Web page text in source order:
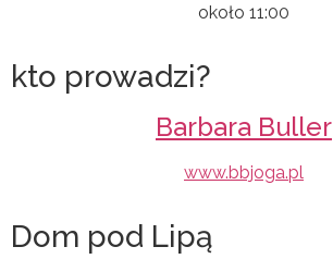
około 11:00
kto prowadzi?
Barbara Buller
www.bbjoga.pl
Dom pod Lipą